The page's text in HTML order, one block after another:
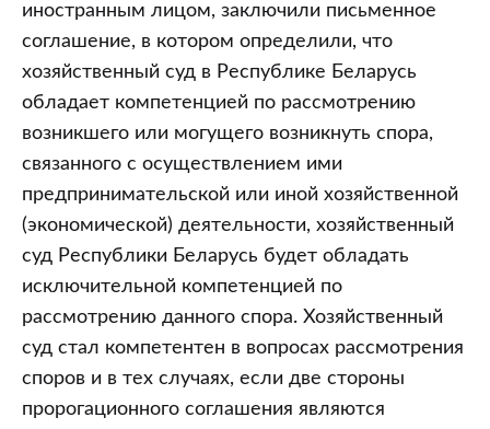
иностранным лицом, заключили письменное
соглашение, в котором определили, что
хозяйственный суд в Республике Беларусь
обладает компетенцией по рассмотрению
возникшего или могущего возникнуть спора,
связанного с осуществлением ими
предпринимательской или иной хозяйственной
(экономической) деятельности, хозяйственный
суд Республики Беларусь будет обладать
исключительной компетенцией по
рассмотрению данного спора. Хозяйственный
суд стал компетентен в вопросах рассмотрения
споров и в тех случаях, если две стороны
пророгационного соглашения являются